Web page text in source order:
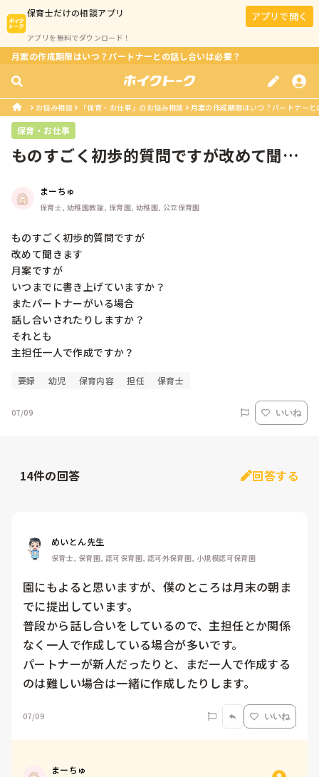
保育士だけの相談アプリ
アプリを無料でダウンロード！
アプリで開く
月案の作成期限はいつ？パートナーとの話し合いは必要？
お悩み相談 「保育・お仕事」のお悩み相談 月案の作成期限はいつ？パートナー
保育・お仕事
ものすごく初歩的質問ですが改めて聞き
まーちゅ
保育士, 幼稚園教諭, 保育園, 幼稚園, 公立保育園
ものすごく初歩的質問ですが
改めて聞きます
月案ですが
いつまでに書き上げていますか？
またパートナーがいる場合
話し合いされたりしますか？
それとも
要録 幼児 保育内容 担任 保育士
07/09 いいね
14件の回答 回答する
めいとん先生
保育士, 保育園, 認可保育園, 認可外保育園, 小規模認可保育園
園にもよると思いますが、僕のところは月末の朝ま
でに提出しています。
普段から話し合いをしているので、主担任とか関係
なく一人で作成している場合が多いです。
パートナーが新人だったりと、まだ一人で作成する
のは難しい場合は一緒に作成したりします。
07/09 いいね
まーちゅ